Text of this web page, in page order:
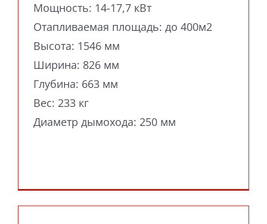
Мощность: 14-17,7 кВт
Отапливаемая площадь: до 400м2
Высота: 1546 мм
Ширина: 826 мм
Глубина: 663 мм
Вес: 233 кг
Диаметр дымохода: 250 мм